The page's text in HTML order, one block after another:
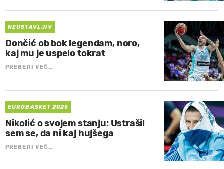
NEUSTAVLJIV
Dončić ob bok legendam, noro,
kaj mu je uspelo tokrat
PREBERI VEČ…
EUROBASKET 2025
Nikolić o svojem stanju: Ustrašil
sem se, da ni kaj hujšega
PREBERI VEČ…